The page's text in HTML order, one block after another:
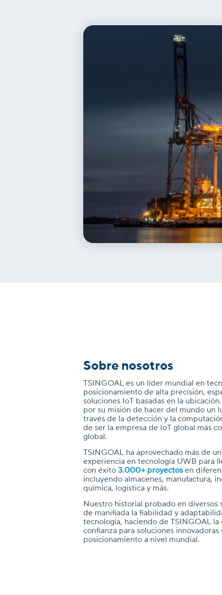
Sobre nosotros
TSINGOAL es un líder mundial en
posicionamiento de alta precisión,
soluciones IoT basadas en la
por su misión de hacer del mundo un
través de la detección y la
de ser la empresa de IoT global más
global.
TSINGOAL ha aprovechado más de
experiencia en tecnología UWB para
con éxito 3.000+ proyectos en
incluyendo almacenes, manufactura,
química, logística y más.
Nuestro historial probado en diversos
de manifiada la fiabilidad y
tecnología, haciendo de TSINGOAL la
confianza para soluciones innovadoras
posicionamiento a nivel mundial.